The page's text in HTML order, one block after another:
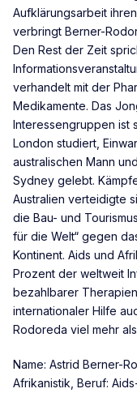
Aufklärungsarbeit
verbringt Berner-
Den Rest der Zeit
verhandelt mit der
Medikamente. Das
Interessengruppen ist
London studiert,
australischen Mann
Sydney gelebt.
Australien verteidigte
die Bau- und
für die Welt“ gegen
Kontinent. Aids und
Prozent der weltweit
bezahlbarer
internationaler Hilfe
Rodoreda viel mehr
Name: Astrid Berner-
Afrikanistik, Beruf: